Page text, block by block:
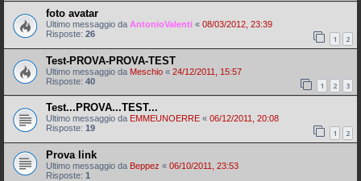
foto avatar
Ultimo messaggio da AntonioValenti « 08/03/2012, 23:39
Risposte: 26 1 2
Test-PROVA-PROVA-TEST
Ultimo messaggio da Meschio « 24/12/2011, 15:57
Risposte: 40 1 2 3
Test...PROVA...TEST...
Ultimo messaggio da EMMEUNOERRE « 06/12/2011, 20:08
Risposte: 19 1 2
Prova link
Ultimo messaggio da Beppez « 06/10/2011, 23:53
Risposte: 1